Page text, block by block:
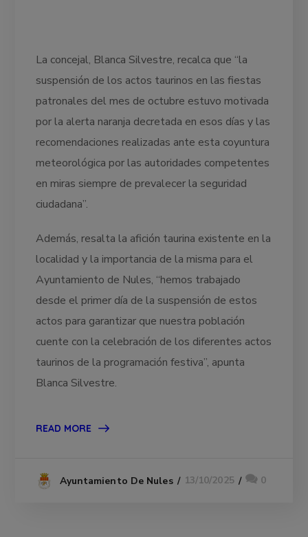
La concejal, Blanca Silvestre, recalca que “la
suspensión de los actos taurinos en las fiestas
patronales del mes de octubre estuvo motivada
por la alerta naranja decretada en esos días y las
recomendaciones realizadas ante esta coyuntura
meteorológica por las autoridades competentes
en miras siempre de prevalecer la seguridad
ciudadana”.
Además, resalta la afición taurina existente en la
localidad y la importancia de la misma para el
Ayuntamiento de Nules, “hemos trabajado
desde el primer día de la suspensión de estos
actos para garantizar que nuestra población
cuente con la celebración de los diferentes actos
taurinos de la programación festiva”, apunta
Blanca Silvestre.
READ MORE
Ayuntamiento De Nules 13/10/2025 0